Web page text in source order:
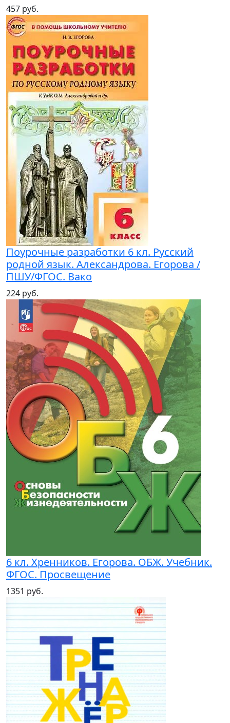
457 руб.
Поурочные разработки 6 кл. Русский
родной язык. Александрова. Егорова /
ПШУ/ФГОС. Вако
224 руб.
6 кл. Хренников. Егорова. ОБЖ. Учебник.
ФГОС. Просвещение
1351 руб.